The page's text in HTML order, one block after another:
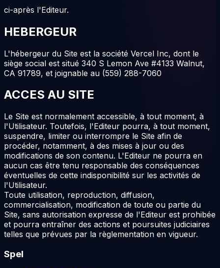
ci-après l'Editeur.
HEBERGEUR
L'hébergeur du Site est la société Vercel Inc, dont le
siège social est situé 340 S Lemon Ave #4133 Walnut,
CA 91789, et joignable au (559) 288-7060
ACCES AU SITE
Le Site est normalement accessible, à tout moment, à
l'Utilisateur. Toutefois, l'Editeur pourra, à tout moment,
suspendre, limiter ou interrompre le Site afin de
procéder, notamment, à des mises à jour ou des
modifications de son contenu. L'Editeur ne pourra en
aucun cas être tenu responsable des conséquences
éventuelles de cette indisponibilité sur les activités de
l'Utilisateur.
Toute utilisation, reproduction, diffusion,
commercialisation, modification de toute ou partie du
Site, sans autorisation expresse de l'Editeur est prohibée
et pourra entraîner des actions et poursuites judiciaires
telles que prévues par la règlementation en vigueur.
Spel